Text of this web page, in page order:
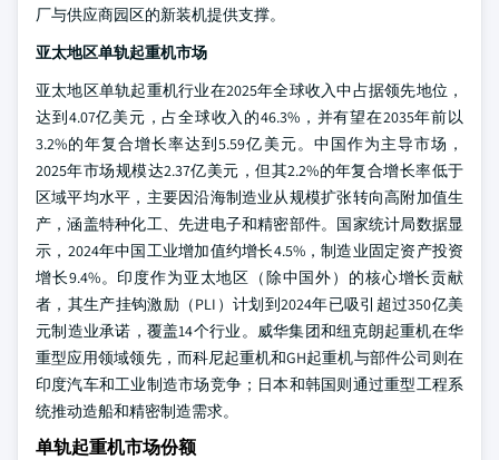
厂与供应商园区的新装机提供支撑。
亚太地区单轨起重机市场
亚太地区单轨起重机行业在2025年全球收入中占据领先地位，
达到4.07亿美元，占全球收入的46.3%，并有望在2035年前以
3.2%的年复合增长率达到5.59亿美元。中国作为主导市场，
2025年市场规模达2.37亿美元，但其2.2%的年复合增长率低于
区域平均水平，主要因沿海制造业从规模扩张转向高附加值生
产，涵盖特种化工、先进电子和精密部件。国家统计局数据显
示，2024年中国工业增加值约增长4.5%，制造业固定资产投资
增长9.4%。印度作为亚太地区（除中国外）的核心增长贡献
者，其生产挂钩激励（PLI）计划到2024年已吸引超过350亿美
元制造业承诺，覆盖14个行业。威华集团和纽克朗起重机在华
重型应用领域领先，而科尼起重机和GH起重机与部件公司则在
印度汽车和工业制造市场竞争；日本和韩国则通过重型工程系
统推动造船和精密制造需求。
单轨起重机市场份额